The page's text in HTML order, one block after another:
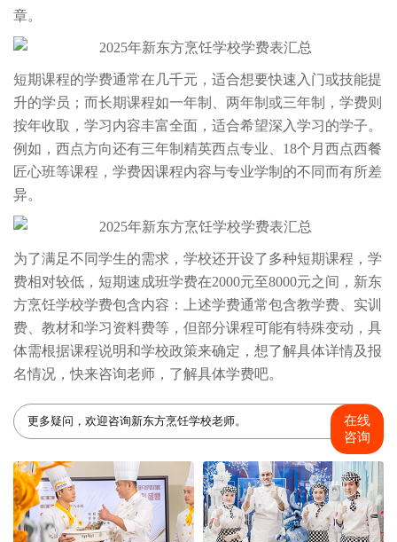
章。
短期课程的学费通常在几千元，适合想要快速入门或技能提
升的学员；而长期课程如一年制、两年制或三年制，学费则
按年收取，学习内容丰富全面，适合希望深入学习的学子。
例如，西点方向还有三年制精英西点专业、18个月西点西餐
匠心班等课程，学费因课程内容与专业学制的不同而有所差
异。
为了满足不同学生的需求，学校还开设了多种短期课程，学
费相对较低，短期速成班学费在2000元至8000元之间，新东
方烹饪学校学费包含内容：上述学费通常包含教学费、实训
费、教材和学习资料费等，但部分课程可能有特殊变动，具
体需根据课程说明和学校政策来确定，想了解具体详情及报
名情况，快来咨询老师，了解具体学费吧。
更多疑问，欢迎咨询新东方烹饪学校老师。
在线
咨询